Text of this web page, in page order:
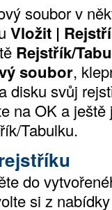
soubor v
Vložit |
Rejstřík/
soubor,
disku svůj
na OK a ještě
Tabulku.
do
si z